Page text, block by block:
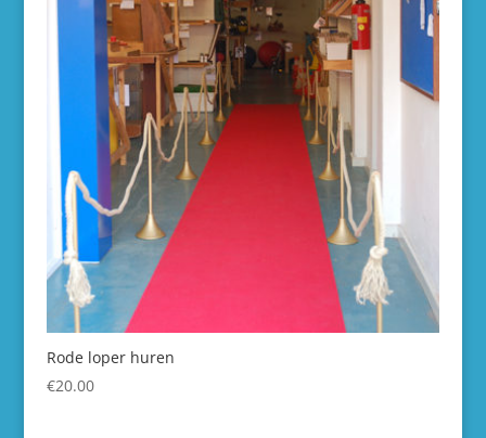
Rode loper huren
€20.00